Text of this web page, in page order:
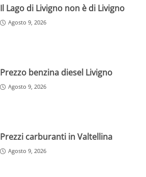
Il Lago di Livigno non è di Livigno
Agosto 9, 2026
Prezzo benzina diesel Livigno
Agosto 9, 2026
Prezzi carburanti in Valtellina
Agosto 9, 2026